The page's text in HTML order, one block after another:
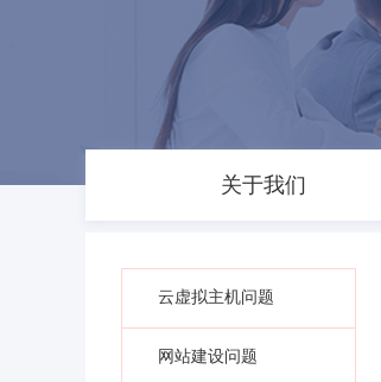
关于我们
云虚拟主机问题
网站建设问题